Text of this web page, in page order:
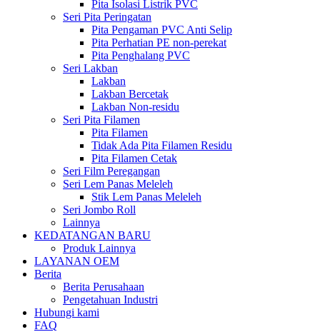
Pita Isolasi Listrik PVC
Seri Pita Peringatan
Pita Pengaman PVC Anti Selip
Pita Perhatian PE non-perekat
Pita Penghalang PVC
Seri Lakban
Lakban
Lakban Bercetak
Lakban Non-residu
Seri Pita Filamen
Pita Filamen
Tidak Ada Pita Filamen Residu
Pita Filamen Cetak
Seri Film Peregangan
Seri Lem Panas Meleleh
Stik Lem Panas Meleleh
Seri Jombo Roll
Lainnya
KEDATANGAN BARU
Produk Lainnya
LAYANAN OEM
Berita
Berita Perusahaan
Pengetahuan Industri
Hubungi kami
FAQ